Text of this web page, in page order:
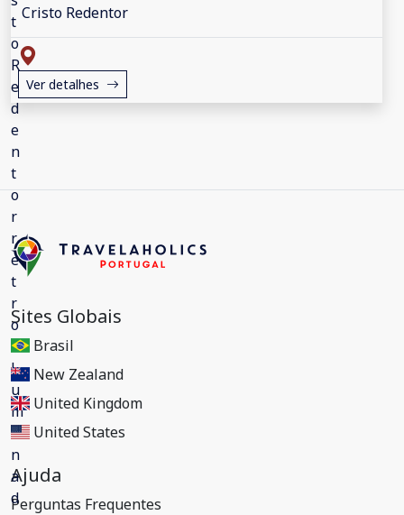
Cristo Redentor
Ver detalhes
Sites Globais
Brasil
New Zealand
United Kingdom
United States
Ajuda
Perguntas Frequentes